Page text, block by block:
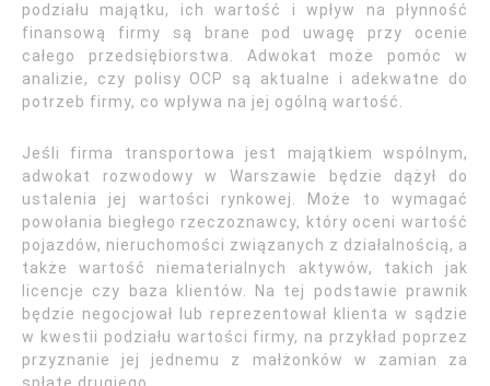
podziału majątku, ich wartość i wpływ na płynność
finansową firmy są brane pod uwagę przy ocenie
całego przedsiębiorstwa. Adwokat może pomóc w
analizie, czy polisy OCP są aktualne i adekwatne do
potrzeb firmy, co wpływa na jej ogólną wartość.
Jeśli firma transportowa jest majątkiem wspólnym,
adwokat rozwodowy w Warszawie będzie dążył do
ustalenia jej wartości rynkowej. Może to wymagać
powołania biegłego rzeczoznawcy, który oceni wartość
pojazdów, nieruchomości związanych z działalnością, a
także wartość niematerialnych aktywów, takich jak
licencje czy baza klientów. Na tej podstawie prawnik
będzie negocjował lub reprezentował klienta w sądzie
w kwestii podziału wartości firmy, na przykład poprzez
przyznanie jej jednemu z małżonków w zamian za